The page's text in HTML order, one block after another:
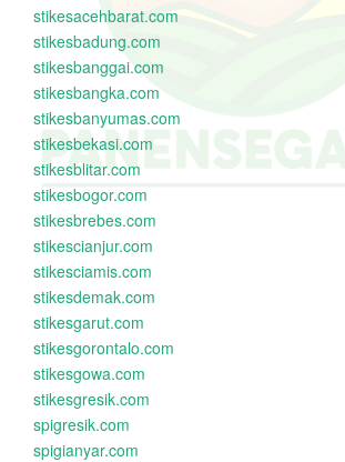
stikesacehbarat.com
stikesbadung.com
stikesbanggai.com
stikesbangka.com
stikesbanyumas.com
stikesbekasi.com
stikesblitar.com
stikesbogor.com
stikesbrebes.com
stikescianjur.com
stikesciamis.com
stikesdemak.com
stikesgarut.com
stikesgorontalo.com
stikesgowa.com
stikesgresik.com
spigresik.com
spigianyar.com